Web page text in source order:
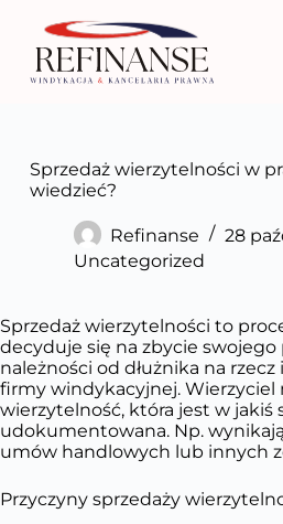
e
d
o
Sprzedaż wierzytelności w
wiedzieć?
Refinanse
28
Uncategorized
Sprzedaż wierzytelności to
decyduje się na zbycie
należności od dłużnika na
firmy windykacyjnej. Wierzyciel
wierzytelność, która jest w jakiś
udokumentowana. Np.
umów handlowych lub innych
Przyczyny sprzedaży